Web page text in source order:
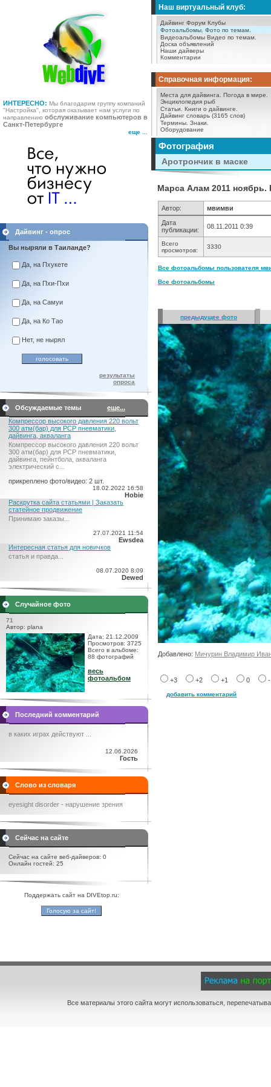
ИНТЕРЕСНО: Мы благодарим группу компаний
"Настройка", которая оказывает нам услуги по
направлению обслуживание компьютеров в
Санкт-Петербурге
еще ...
Наш виртуальный клуб:
Дайвинг Форум Клубы
Фотоальбомы. Фото по темам.
Видеоальбомы Видео по темам.
Доска объявлений
Наши дайверы
Комментарии
Справочная информация:
Места для дайвинга.
Погода в мире.
Энциклопедия рыб
Статьи.
Книги о дайвинге.
Дайвинг словарь (3165 слов)
Термины. Знаки.
Оборудование
Дайвинг - опрос
Вы ныряли в Таиланде?
Да, на Пхукете
Да, на Пхи-Пхи
Да, на Самуи
Да, на Ко Тао
Нет, не нырял
результаты
опроса
Обсуждаемые темы
еще...
Компрессор высокого давления 220 вольт
300 атм(бар) для PCP пневматики,
дайвинга, акваланга
Компрессор высокого давления 220 вольт
300 атм(бар) для PCP пневматики,
дайвинга, пейнтбола, акваланга
электрический c...
прикреплено фото/видео: 2 шт.
18.02.2022 16:58
Hobie
Раскрутка сайта статьями | Заказать
статейное продвижение
Принимаю заказы...
27.07.2021 11:54
Ewsdea
Интересная статья для новичков
статья и правда...
08.07.2020 8:09
Dewed
Случайное фото
71
Автор: plana
Дата: 21.12.2009
Просмотров: 3725
Всего в альбоме:
88 фотографий
весь
фотоальбом
Последний комментарий
в каких играх действуют ...
12.06.2026
Гость
Слово из словаря
eyesight disorder - нарушение зрения
Сейчас на сайте
Сейчас на сайте веб-дайверов: 0
Онлайн гостей: 25
Поддержать сайт на DIVEtop.ru:
Фотография
Аротрончик в маске
Марса Алам 2011
Автор:
мвимви
Дата
публикации:
08.11.2011 0:39
Всего
просмотров:
3330
Все фотоальбомы пользователя
Все фотоальбомы
предыдущее фото
Добавлено: Мичурин Владимир
+3 +2 +1 0
добавить комментарий
Все материалы этого сайта могут использоваться,